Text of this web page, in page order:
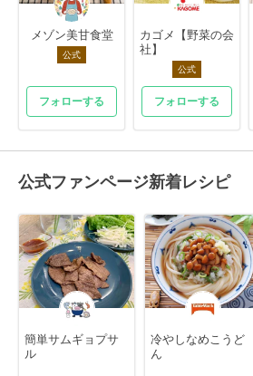
メゾン美甘食堂
公式
フォローする
カゴメ【野菜の会
社】
公式
フォローする
公式ファンページ新着レシピ
簡単サムギョプサ
ル
冷やしなめこうど
ん